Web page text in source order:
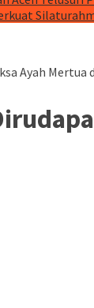
Ayah Mertua